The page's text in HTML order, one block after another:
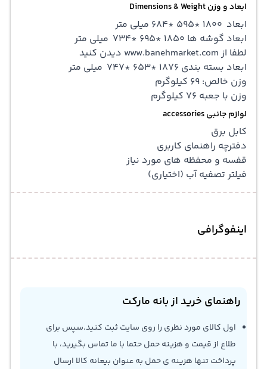
ابعاد و وزن Dimensions & Weight
ابعاد 1800 *595 *684 میلی متر
ابعاد گوشه ها 1850 *695 *734 میلی متر
لطفا از www.banehmarket.com دیدن کنید
ابعاد بسته بندی 1876 *653 *747 میلی متر
وزن خالص: 69 کیلوگرم
وزن با جعبه 76 کیلوگرم
لوازم جانبی accessories
کابل برق
دفترچه راهنمای کاربری
قفسه و محفظه های مورد نیاز
فیلتر تصفیه آب (اختیاری)
اینفوگرافی
راهنمای خرید از بانه مارکت
اول کالای مورد نظری را روی سایت ثبت کنید.سپس برای
طلاع از قیمت و هزینه حمل حتما با ما تماس بگیرید، با
پرداخت تنها هزینه ی حمل به عنوان بیعانه کالا ارسال